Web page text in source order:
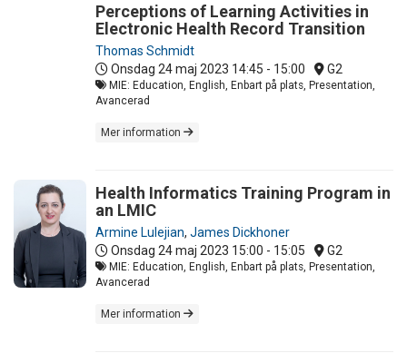
Perceptions of Learning Activities in
Electronic Health Record Transition
Thomas Schmidt
Onsdag 24 maj 2023 14:45 - 15:00 G2
MIE: Education, English, Enbart på plats, Presentation,
Avancerad
Mer information
Health Informatics Training Program in
an LMIC
Armine Lulejian, James Dickhoner
Onsdag 24 maj 2023 15:00 - 15:05 G2
MIE: Education, English, Enbart på plats, Presentation,
Avancerad
Mer information